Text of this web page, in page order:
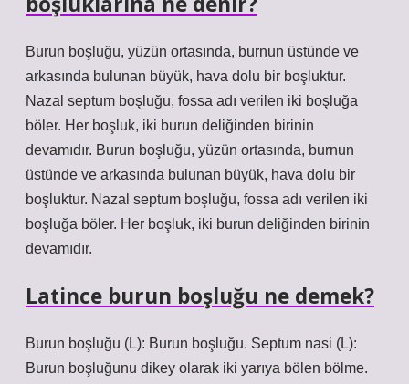
Burun boşluğu, yüzün ortasında, burnun üstünde ve
arkasında bulunan büyük, hava dolu bir boşluktur.
Nazal septum boşluğu, fossa adı verilen iki boşluğa
böler. Her boşluk, iki burun deliğinden birinin
devamıdır. Burun boşluğu, yüzün ortasında, burnun
üstünde ve arkasında bulunan büyük, hava dolu bir
boşluktur. Nazal septum boşluğu, fossa adı verilen iki
boşluğa böler. Her boşluk, iki burun deliğinden birinin
devamıdır.
Latince burun boşluğu ne demek?
Burun boşluğu (L): Burun boşluğu. Septum nasi (L):
Burun boşluğunu dikey olarak iki yarıya bölen bölme.